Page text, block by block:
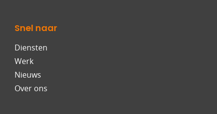
Snel naar
Diensten
Werk
Nieuws
Over ons